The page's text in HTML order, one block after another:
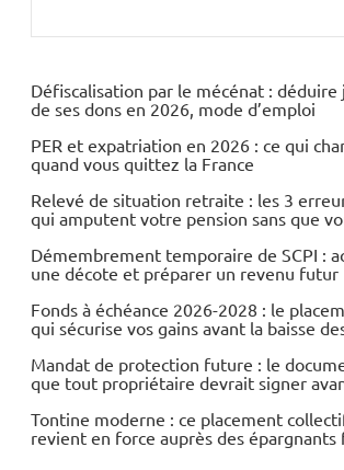
Défiscalisation par le mécénat : déduire
de ses dons en 2026, mode d’emploi
PER et expatriation en 2026 : ce qui
quand vous quittez la France
Relevé de situation retraite : les 3
qui amputent votre pension sans que
Démembrement temporaire de SCPI :
une décote et préparer un revenu futur
Fonds à échéance 2026-2028 : le
qui sécurise vos gains avant la baisse
Mandat de protection future : le
que tout propriétaire devrait signer
Tontine moderne : ce placement
revient en force auprès des épargnants